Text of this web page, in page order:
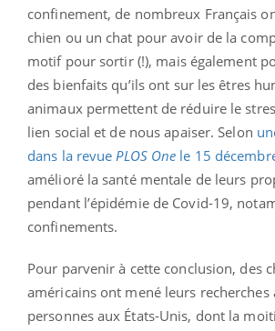
confinement, de nombreux Français
chien ou un chat pour avoir de la
motif pour sortir (!), mais également
des bienfaits qu’ils ont sur les êtres
animaux permettent de réduire le
lien social et de nous apaiser. Selon
dans la revue PLOS One le 15
amélioré la santé mentale de leurs
pendant l’épidémie de Covid-19,
confinements.
Pour parvenir à cette conclusion, des
américains ont mené leurs recherches
personnes aux États-Unis, dont la